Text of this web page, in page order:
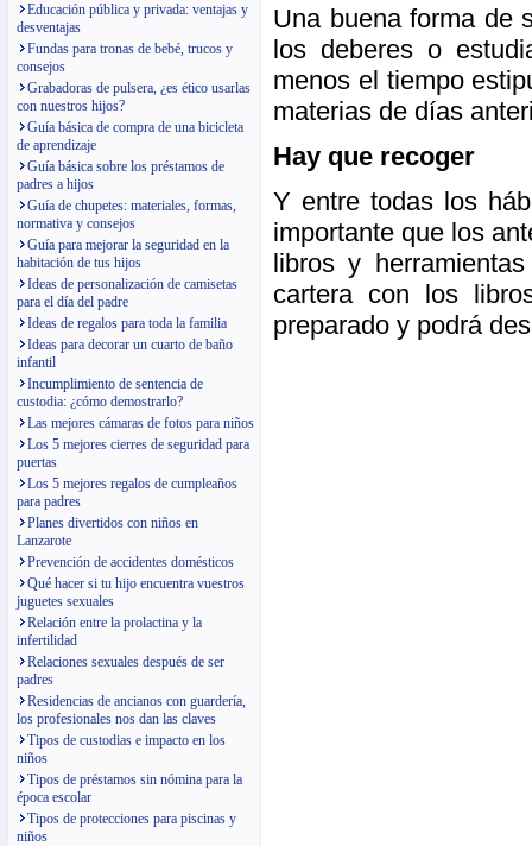
Educación pública y privada: ventajas y
desventajas
Fundas para tronas de bebé, trucos y
consejos
Grabadoras de pulsera, ¿es ético usarlas
con nuestros hijos?
Guía básica de compra de una bicicleta
de aprendizaje
Guía básica sobre los préstamos de
padres a hijos
Guía de chupetes: materiales, formas,
normativa y consejos
Guía para mejorar la seguridad en la
habitación de tus hijos
Ideas de personalización de camisetas
para el día del padre
Ideas de regalos para toda la familia
Ideas para decorar un cuarto de baño
infantil
Incumplimiento de sentencia de
custodia: ¿cómo demostrarlo?
Las mejores cámaras de fotos para niños
Los 5 mejores cierres de seguridad para
puertas
Los 5 mejores regalos de cumpleaños
para padres
Planes divertidos con niños en
Lanzarote
Prevención de accidentes domésticos
Qué hacer si tu hijo encuentra vuestros
juguetes sexuales
Relación entre la prolactina y la
infertilidad
Relaciones sexuales después de ser
padres
Residencias de ancianos con guardería,
los profesionales nos dan las claves
Tipos de custodias e impacto en los
niños
Tipos de préstamos sin nómina para la
época escolar
Tipos de protecciones para piscinas y
niños
Una buena forma de
los deberes o
menos el tiempo
materias de días
Hay que recoger
Y entre todas los
importante que los
libros y
cartera con los
preparado y podrá